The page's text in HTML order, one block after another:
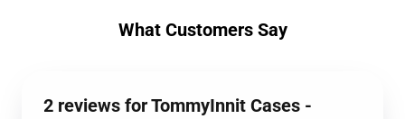
What Customers Say
2 reviews for TommyInnit Cases -